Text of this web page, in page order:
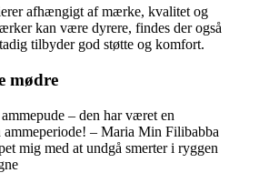
afhængigt af mærke, kvalitet og
kan være dyrere, findes der også
tilbyder god støtte og komfort.
mødre
– den har været en
– Maria Min Filibabba
mig med at undgå smerter i ryggen